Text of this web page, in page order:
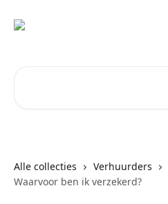
Alle collecties Verhuurders
Waarvoor ben ik verzekerd?